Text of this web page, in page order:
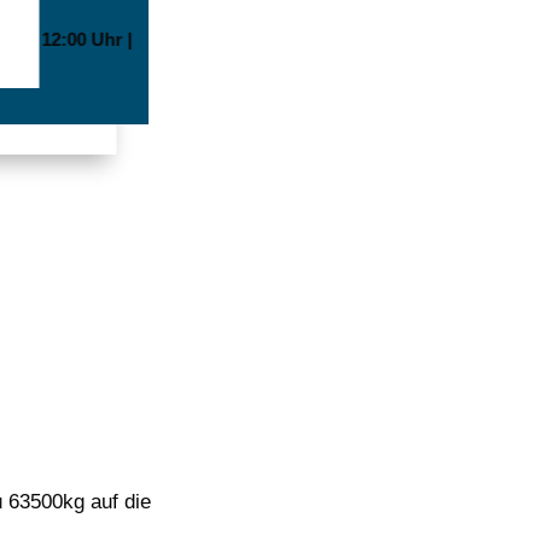
bis 12:00 Uhr |
auf die